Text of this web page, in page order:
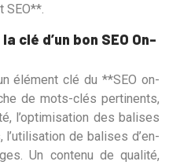
clé d’un bon SEO On-
élément clé du **SEO on-
de mots-clés pertinents,
l’optimisation des balises
de balises d’en-
Un contenu de qualité,